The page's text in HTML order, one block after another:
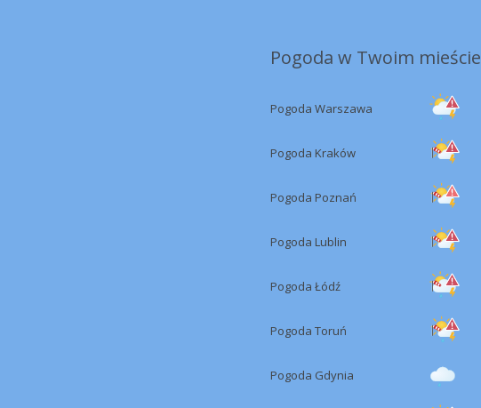
Pogoda w Twoim mieście
Pogoda Warszawa
Pogoda Kraków
Pogoda Poznań
Pogoda Lublin
Pogoda Łódź
Pogoda Toruń
Pogoda Gdynia